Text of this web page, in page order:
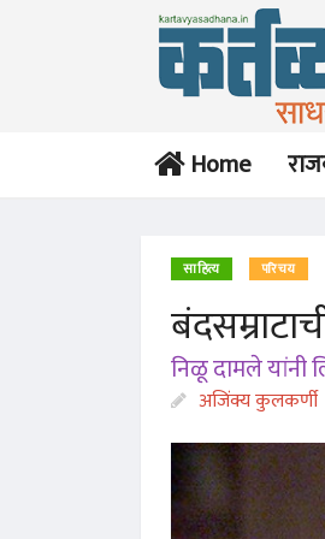
Home
साहित्य परिचय
निळू दामले यांनी
अजिंक्य कुलकर्णी